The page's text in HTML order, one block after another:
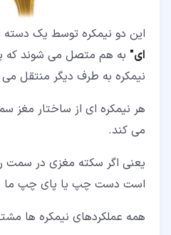
این دو نیمکره توسط یک دسته
ای" به هم متصل می شوند که
نیمکره به طرف دیگر منتقل می
هر نیمکره ای از ساختار مغز
می کند.
یعنی اگر سکته مغزی در
است دست چپ یا پای چپ ما
همه عملکردهای نیمکره ها